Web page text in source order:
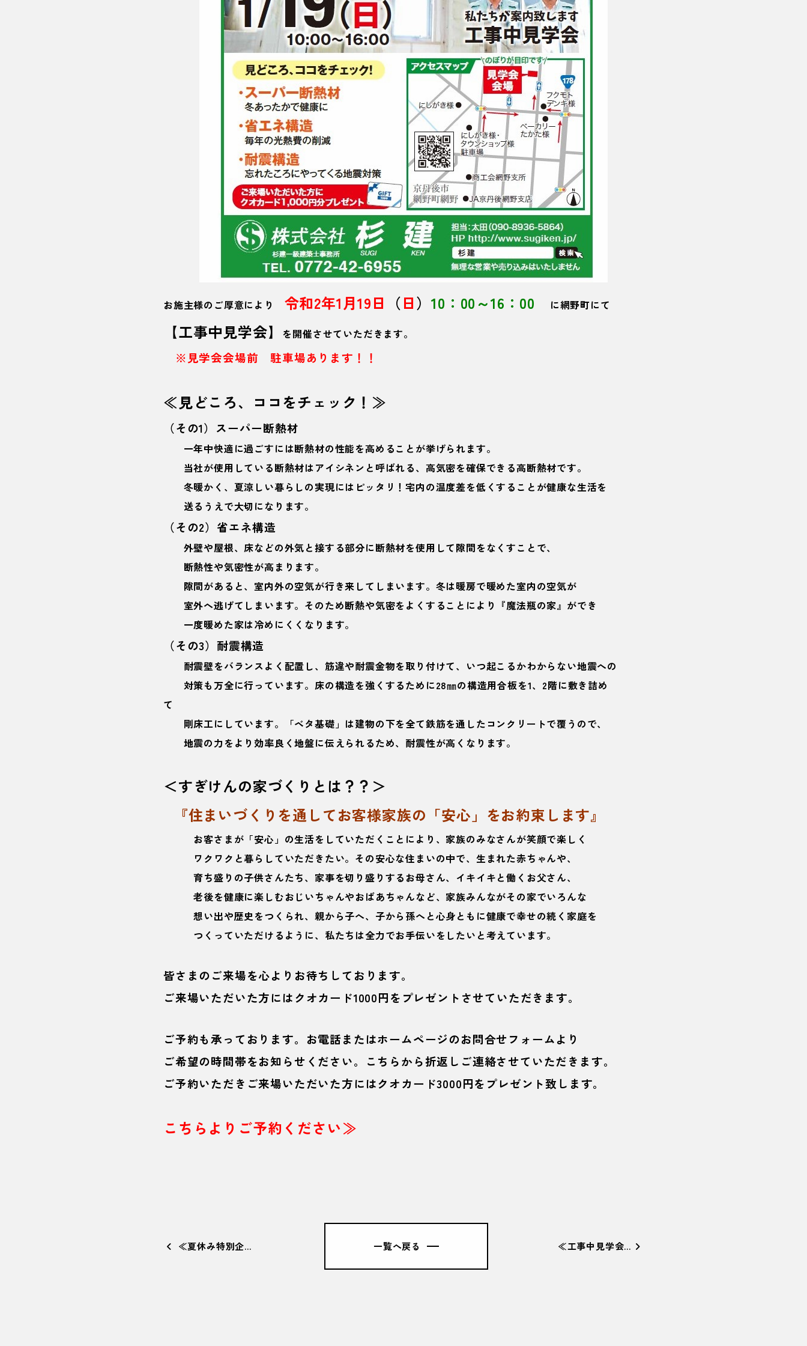
お施主様のご厚意により 令和2年1月19日 （日）10：00～16：00 に網野町にて
【工事中見学会】 を開催させていただきます。
※見学会会場前 駐車場あります！！
≪見どころ、ココをチェック！≫
（その1）スーパー断熱材
一年中快適に過ごすには断熱材の性能を高めることが挙げられます。
当社が使用している断熱材はアイシネンと呼ばれる、高気密を確保できる高断熱材です。
冬暖かく、夏涼しい暮らしの実現にはピッタリ！宅内の温度差を低くすることが健康な生活を
送るうえで大切になります。
（その2）省エネ構造
外壁や屋根、床などの外気と接する部分に断熱材を使用して隙間をなくすことで、
断熱性や気密性が高まります。
隙間があると、室内外の空気が行き来してしまいます。冬は暖房で暖めた室内の空気が
室外へ逃げてしまいます。そのため断熱や気密をよくすることにより『魔法瓶の家』ができ
一度暖めた家は冷めにくくなります。
（その3）耐震構造
耐震壁をバランスよく配置し、筋違や耐震金物を取り付けて、いつ起こるかわからない地震への
対策も万全に行っています。床の構造を強くするために28㎜の構造用合板を1、2階に敷き詰め
て
剛床工にしています。「ベタ基礎」は建物の下を全て鉄筋を通したコンクリートで覆うので、
地震の力をより効率良く地盤に伝えられるため、耐震性が高くなります。
＜すぎけんの家づくりとは？？＞
『住まいづくりを通してお客様家族の「安心」をお約束します』
お客さまが「安心」の生活をしていただくことにより、家族のみなさんが笑顔で楽しく
ワクワクと暮らしていただきたい。その安心な住まいの中で、生まれた赤ちゃんや、
育ち盛りの子供さんたち、家事を切り盛りするお母さん、イキイキと働くお父さん、
老後を健康に楽しむおじいちゃんやおばあちゃんなど、家族みんながその家でいろんな
想い出や歴史をつくられ、親から子へ、子から孫へと心身ともに健康で幸せの続く家庭を
つくっていただけるように、私たちは全力でお手伝いをしたいと考えています。
皆さまのご来場を心よりお待ちしております。
ご来場いただいた方にはクオカード1000円をプレゼントさせていただきます。
ご予約も承っております。お電話またはホームページのお問合せフォームより
ご希望の時間帯をお知らせください。こちらから折返しご連絡させていただきます。
ご予約いただきご来場いただいた方にはクオカード3000円をプレゼント致します。
こちらよりご予約ください≫
≪夏休み特別企… ≪工事中見学会…
一覧へ戻る